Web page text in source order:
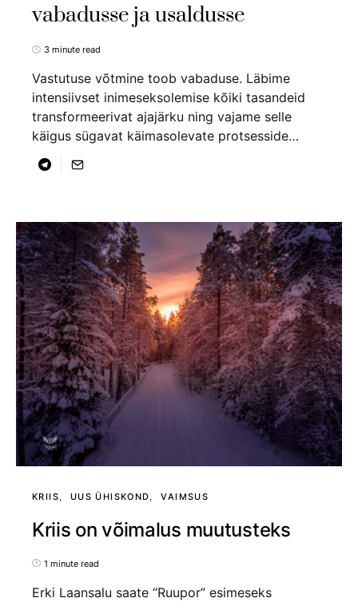
vabadusse ja usaldusse
3 minute read
Vastutuse võtmine toob vabaduse. Läbime
intensiivset inimeseksolemise kõiki tasandeid
transformeerivat ajajärku ning vajame selle
käigus sügavat käimasolevate protsesside…
KRIIS UUS ÜHISKOND VAIMSUS
Kriis on võimalus muutusteks
1 minute read
Erki Laansalu saate “Ruupor” esimeseks